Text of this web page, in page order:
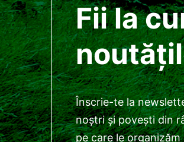
Fii la
Înscrie-te la
noștri și povești din
pe care le